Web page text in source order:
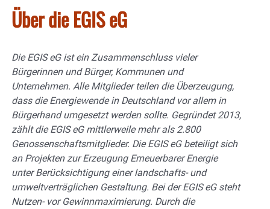
Über die EGIS eG
Die EGIS eG ist ein Zusammenschluss vieler
Bürgerinnen und Bürger, Kommunen und
Unternehmen. Alle Mitglieder teilen die Überzeugung,
dass die Energiewende in Deutschland vor allem in
Bürgerhand umgesetzt werden sollte. Gegründet 2013,
zählt die EGIS eG mittlerweile mehr als 2.800
Genossenschaftsmitglieder. Die EGIS eG beteiligt sich
an Projekten zur Erzeugung Erneuerbarer Energie
unter Berücksichtigung einer landschafts- und
umweltverträglichen Gestaltung. Bei der EGIS eG steht
Nutzen- vor Gewinnmaximierung. Durch die